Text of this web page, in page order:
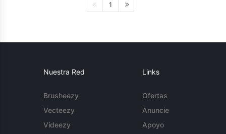
1
Nuestra Red
Brusheezy
Vecteezy
Videezy
Links
Ofertas
Anuncie
Apoyo